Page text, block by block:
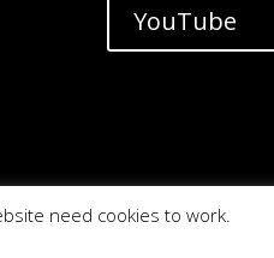
YouTube
need cookies to work.